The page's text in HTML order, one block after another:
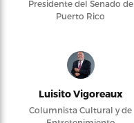
Presidente del Senado de
Puerto Rico
Luisito Vigoreaux
Columnista Cultural y de